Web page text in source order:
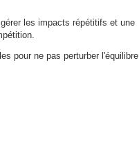
les impacts répétitifs et une
pour ne pas perturber l'équilibre